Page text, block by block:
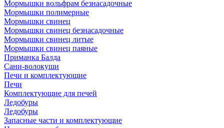
Мормышки вольфрам безнасадочные
Мормышки полимерные
Мормышки свинец
Мормышки свинец безнасадочные
Мормышки свинец литые
Мормышки свинец паяные
Приманка Балда
Сани-волокуши
Печи и комплектующие
Печи
Комплектующие для печей
Ледобуры
Ледобуры
Запасные части и комплектующие